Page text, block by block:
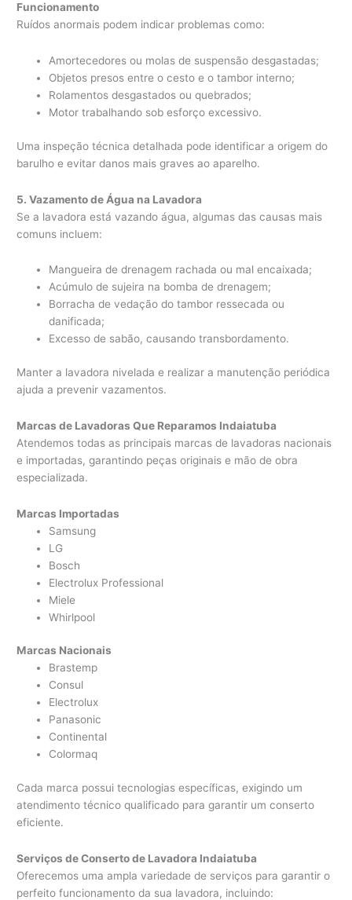
Funcionamento
Ruídos anormais podem indicar problemas como:
Amortecedores ou molas de suspensão desgastadas;
Objetos presos entre o cesto e o tambor interno;
Rolamentos desgastados ou quebrados;
Motor trabalhando sob esforço excessivo.
Uma inspeção técnica detalhada pode identificar a origem do
barulho e evitar danos mais graves ao aparelho.
5. Vazamento de Água na Lavadora
Se a lavadora está vazando água, algumas das causas mais
comuns incluem:
Mangueira de drenagem rachada ou mal encaixada;
Acúmulo de sujeira na bomba de drenagem;
Borracha de vedação do tambor ressecada ou
danificada;
Excesso de sabão, causando transbordamento.
Manter a lavadora nivelada e realizar a manutenção periódica
ajuda a prevenir vazamentos.
Marcas de Lavadoras Que Reparamos Indaiatuba
Atendemos todas as principais marcas de lavadoras nacionais
e importadas, garantindo peças originais e mão de obra
especializada.
Marcas Importadas
Samsung
LG
Bosch
Electrolux Professional
Miele
Whirlpool
Marcas Nacionais
Brastemp
Consul
Electrolux
Panasonic
Continental
Colormaq
Cada marca possui tecnologias específicas, exigindo um
atendimento técnico qualificado para garantir um conserto
eficiente.
Serviços de Conserto de Lavadora Indaiatuba
Oferecemos uma ampla variedade de serviços para garantir o
perfeito funcionamento da sua lavadora, incluindo: